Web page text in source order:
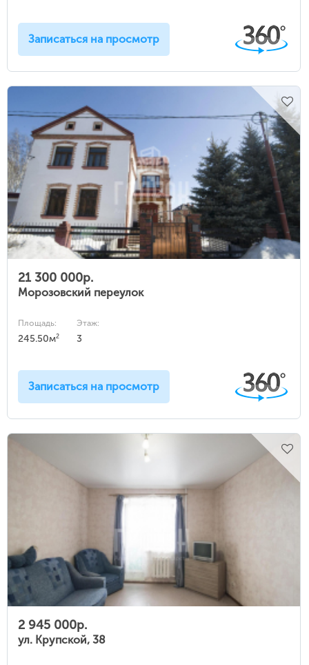
Записаться на просмотр
21 300 000р.
Морозовский переулок
Площадь:
245.50м2
Этаж:
3
Записаться на просмотр
2 945 000р.
ул. Крупской, 38